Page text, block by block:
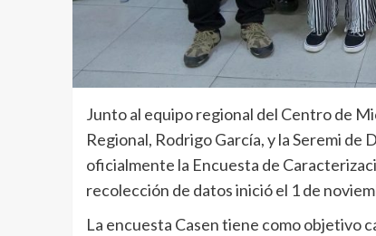
Junto al equipo regional del Centro de
Regional, Rodrigo García, y la Seremi
oficialmente la Encuesta de
recolección de datos inició el 1 de
La encuesta Casen tiene como objetivo